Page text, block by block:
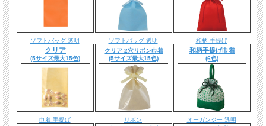
ソフトバッグ 透明
クリア
(5サイズ最大15色)
ソフトバッグ 透明
クリア 2穴リボン巾着
(5サイズ最大15色)
和柄 手提げ
和柄手提げ巾着
(6色)
巾着 手提げ リボン オーガンジー 透明